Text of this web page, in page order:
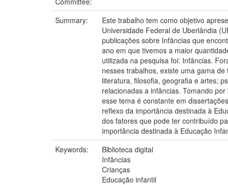
Summary:
Este trabalho tem como objetivo
Universidade Federal de Uberlândia
publicações sobre Infâncias que
ano em que tivemos a maior
utilizada na pesquisa foi: Infâncias.
nesses trabalhos, existe uma gama
literatura, filosofia, geografia e artes;
relacionadas a infâncias. Tomando
esse tema é constante em
reflexo da importância destinada à
dos fatores que pode ter contribuído
importância destinada à Educação
Keywords:
Biblioteca digital
Infâncias
Crianças
Educação infantil